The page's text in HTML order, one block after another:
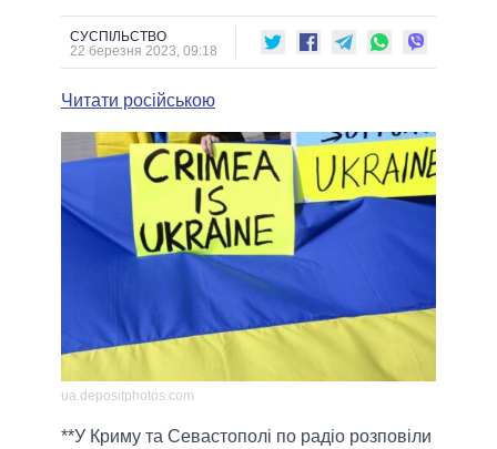
ДАЙДЖЕСТИ
ВЕРХОВНА РАДА
КАБІНЕТ МІНІСТРІВ
МЕРИ МІСТ
ВСІ ПЕРСОНИ
ПІДТРИМАТИ
ПОРІВНЯННЯ ПОЛІТИКІВ
СУСПІЛЬСТВО
22 березня 2023, 09:18
Читати російською
ua.depositphotos.com
**У Криму та Севастополі по радіо розповіли